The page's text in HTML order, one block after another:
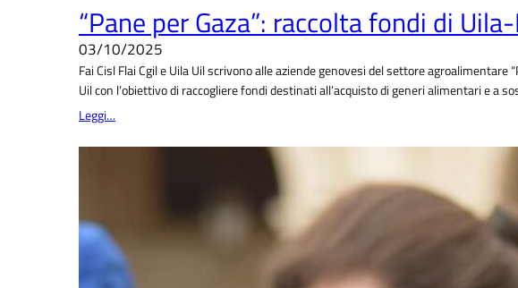
“Pane per Gaza”: raccolta fondi di
03/10/2025
Fai Cisl Flai Cgil e Uila Uil scrivono alle aziende genovesi del settore
Uil con l’obiettivo di raccogliere fondi destinati all’acquisto di generi alimentari e a
Leggi…